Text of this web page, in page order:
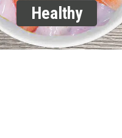
Healthy